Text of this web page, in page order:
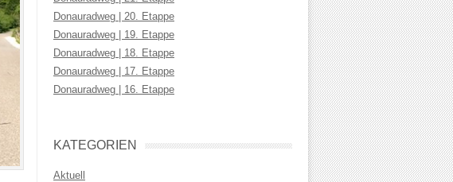
Donauradweg | 20. Etappe
Donauradweg | 19. Etappe
Donauradweg | 18. Etappe
Donauradweg | 17. Etappe
Donauradweg | 16. Etappe
KATEGORIEN
Aktuell